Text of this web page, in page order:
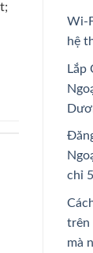
Wi-
hệ
Lắp
chỉ
trên
mà